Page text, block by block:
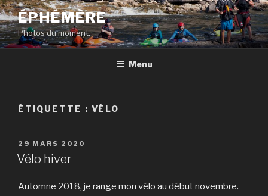
Aller
au
contenu
principal
ÉPHÉMÈRE
Photos du moment.
Menu
ÉTIQUETTE : VÉLO
PUBLIÉ
LE
29 MARS 2020
Vélo hiver
Automne 2018, je range mon vélo au début novembre.